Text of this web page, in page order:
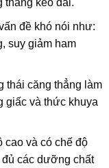
thẳng kéo dài.
đề khó nói như:
suy giảm ham
thái căng thẳng làm
giấc và thức khuya
và có chế độ
các dưỡng chất